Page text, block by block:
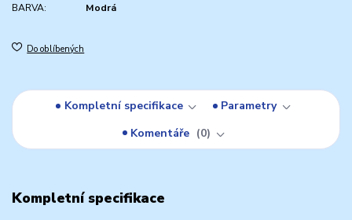
BARVA:
Modrá
Do oblíbených
Kompletní specifikace
Parametry
Komentáře
0
Kompletní specifikace